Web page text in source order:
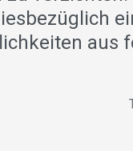
aus